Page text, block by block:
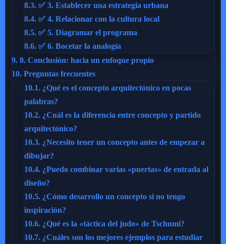
8.3. ✅ 3. Establecer una estrategia urbana
8.4. ✅ 4. Relacionar con la cultura local
8.5. ✅ 5. Diagramar el programa
8.6. ✅ 6. Bocetar la analogía
9. 8. Conclusión: hacia un enfoque propio
10. Preguntas frecuentes
10.1. ¿Qué es el concepto arquitectónico en pocas
palabras?
10.2. ¿Cuál es la diferencia entre concepto y partido
arquitectónico?
10.3. ¿Necesito tener un concepto antes de empezar a
dibujar?
10.4. ¿Puedo combinar varias «puertas» de entrada al
diseño?
10.5. ¿Cómo desarrollo un concepto si no tengo
inspiración?
10.6. ¿Qué es la «táctica del judo» de Tschumi?
10.7. ¿Cuáles son los mejores ejemplos para estudiar